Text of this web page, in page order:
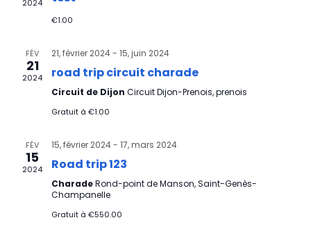
2024
€1.00
FÉV
21
2024
21, février 2024- 15, juin 2024
road trip circuit charade
Circuit de Dijon Circuit Dijon-Prenois, prenois
Gratuit à €1.00
FÉV
15
2024
15, février 2024- 17, mars 2024
Road trip 123
CharadeRond-point de Manson, Saint-Genès-
Champanelle
Gratuit à €550.00